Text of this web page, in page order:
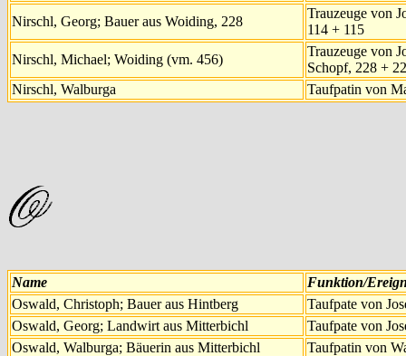
Nirschl, Georg; Bauer aus Woiding, 228
Trauzeuge von
114 + 115
Nirschl, Michael; Woiding (vm. 456)
Trauzeuge von
Schopf, 228 +
Nirschl, Walburga
Taufpatin von
Name
Funktion/
Oswald, Christoph; Bauer aus Hintberg
Taufpate von
Oswald, Georg; Landwirt aus Mitterbichl
Taufpate von
Oswald, Walburga; Bäuerin aus Mitterbichl
Taufpatin von